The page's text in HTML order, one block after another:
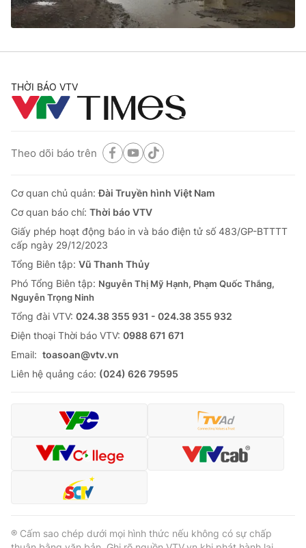
Tư vấn
Chuyên mục khác
Emagazine Podcast
Photo
VTV Sức khoẻ Bất động sản
Thị trường 24h
VTV4 Vươn mình bằng AI
VTV9 VTV8
Liên hệ tòa soạn English
Cơ quan chủ quản:Đài Truyền hình Việt Nam
THỜI BÁO VTV
Theo dõi báo trên
Cơ quan chủ quản:Đài Truyền hình Việt Nam
Cơ quan báo chí: Thời báo VTV
Giấy phép hoạt động báo in và báo điện tử số 483/GP-BTTTT
cấp ngày 29/12/2023
Tổng Biên tập: Vũ Thanh Thủy
Phó Tổng Biên tập: Nguyễn Thị Mỹ Hạnh, Phạm Quốc Thắng,
Nguyễn Trọng Ninh
Tổng đài VTV: 024.38 355 931 - 024.38 355 932
Ðiện thoại Thời báo VTV: 0988 671 671
Email: toasoan@vtv.vn
Liên hệ quảng cáo: (024) 626 79595
® Cấm sao chép dưới mọi hình thức nếu không có sự chấp